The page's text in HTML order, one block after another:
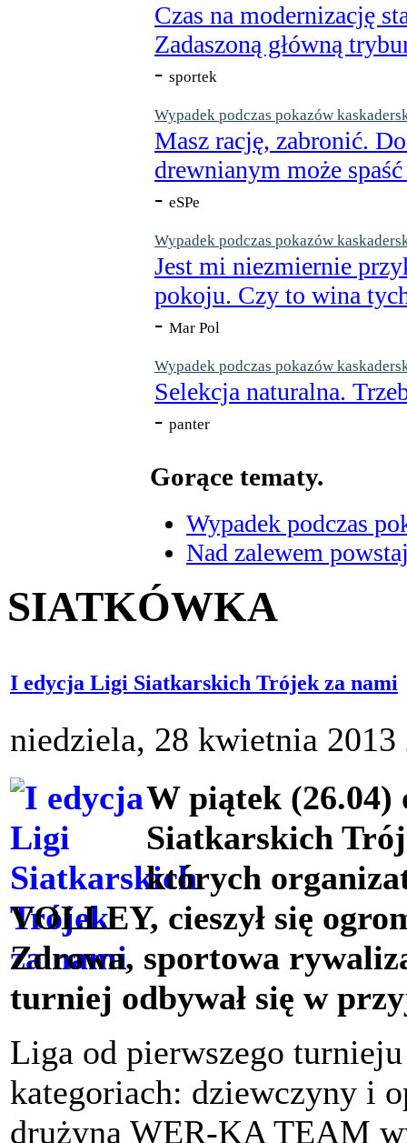
Czas na modernizację
Zadaszoną główną
- sportek
Wypadek podczas pokazów
Masz rację, zabronić.
drewnianym może
- eSPe
Wypadek podczas pokazów
Jest mi niezmiernie
pokoju. Czy to wina
- Mar Pol
Wypadek podczas pokazów
Selekcja naturalna.
- panter
Gorące tematy.
Wypadek podczas
Nad zalewem
SIATKÓWKA
I edycja Ligi Siatkarskich Trójek za nami
niedziela, 28 kwietnia 2013
W piątek (26.04)
Siatkarskich
których
VOLLEY, cieszył się
Zdrowa, sportowa
turniej odbywał się w
Liga od pierwszego
kategoriach: dziewczyny i
drużyna WER-KA TEAM